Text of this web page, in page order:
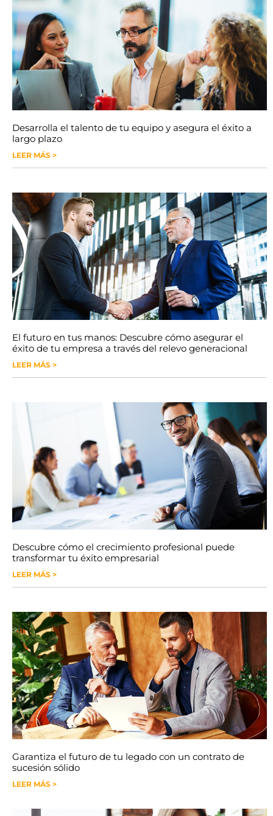
Desarrolla el talento de tu equipo y asegura el éxito a
largo plazo
LEER MÁS >
El futuro en tus manos: Descubre cómo asegurar el
éxito de tu empresa a través del relevo generacional
LEER MÁS >
Descubre cómo el crecimiento profesional puede
transformar tu éxito empresarial
LEER MÁS >
Garantiza el futuro de tu legado con un contrato de
sucesión sólido
LEER MÁS >